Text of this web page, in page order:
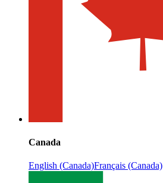
Canada
English (Canada)Français (Canada)